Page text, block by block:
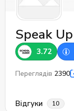
Speak Up
3.72
Переглядів 2390
Відгуки 10